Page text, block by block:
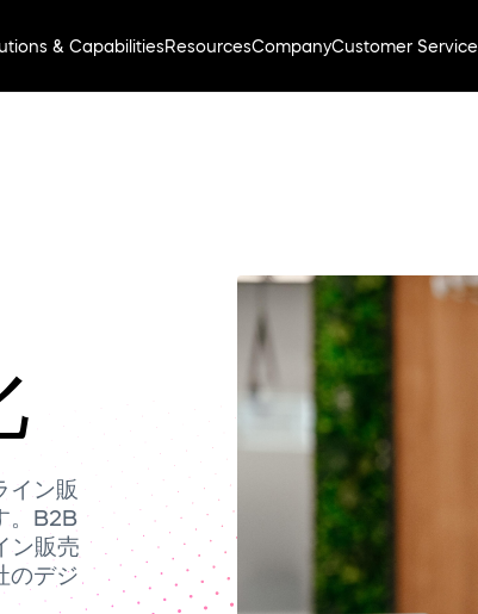
& Capabilities ResourcesCompanyCustomer Service
イン販
。B2B
ン販売
のデジ